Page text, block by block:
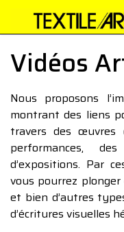
Vidéos
Nous proposons
montrant des liens
travers des œuvres
performances,
d’expositions. Par
vous pourrez
et bien d’autres
d’écritures visuelles